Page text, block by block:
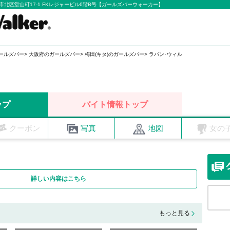
北区堂山町17-1 FKレジャービル6階B号【ガールズバーウォーカー】
ルズバー 大阪府のガールズバー 梅田(キタ)のガールズバー ラパン･ウィル
プ バイト情報トップ
クーポン 写真 地図 女の
詳しい内容はこちら
もっと見る